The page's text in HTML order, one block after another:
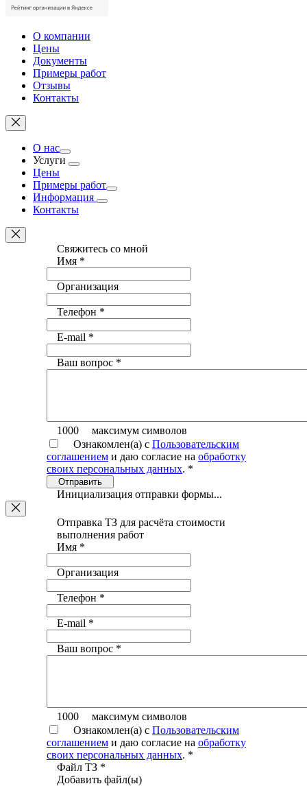
О компании
Цены
Документы
Примеры работ
Отзывы
Контакты
О нас
Услуги
Цены
Примеры работ
Информация
Контакты
Свяжитесь со мной
Имя *
Организация
Телефон *
E-mail *
Ваш вопрос *
1000
максимум символов
Ознакомлен(а) с Пользовательским
соглашением и даю согласие на обработку
своих персональных данных. *
Отправить
Инициализация отправки формы...
Отправка ТЗ для расчёта стоимости
выполнения работ
Имя *
Организация
Телефон *
E-mail *
Ваш вопрос *
1000
максимум символов
Ознакомлен(а) с Пользовательским
соглашением и даю согласие на обработку
своих персональных данных. *
Файл ТЗ *
Добавить файл(ы)